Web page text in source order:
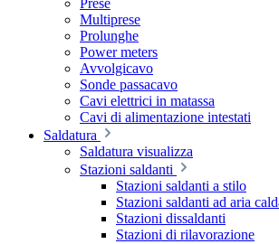
Prese
Multiprese
Prolunghe
Power meters
Avvolgicavo
Sonde passacavo
Cavi elettrici in matassa
Cavi di alimentazione intestati
Saldatura
Saldatura visualizza
Stazioni saldanti
Stazioni saldanti a stilo
Stazioni saldanti ad aria
Stazioni dissaldanti
Stazioni di rilavorazione